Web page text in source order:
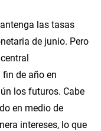
las tasas
de junio. Pero
de año en
los futuros. Cabe
en medio de
intereses, lo que